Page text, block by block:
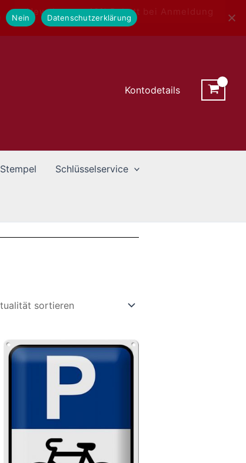
Newsletter - 10% Rabatt bei Anmeldung
Kontodetails
Stempel Schlüsselservice
Nein Datenschutzerklärung